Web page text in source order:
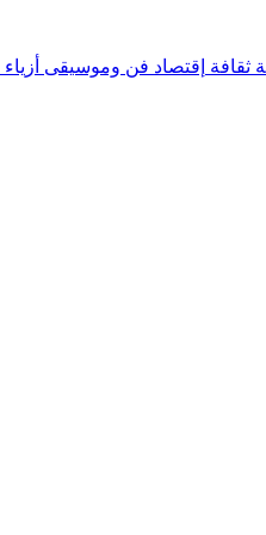
ثقافة إقتصاد فن وموسيقى أزياء